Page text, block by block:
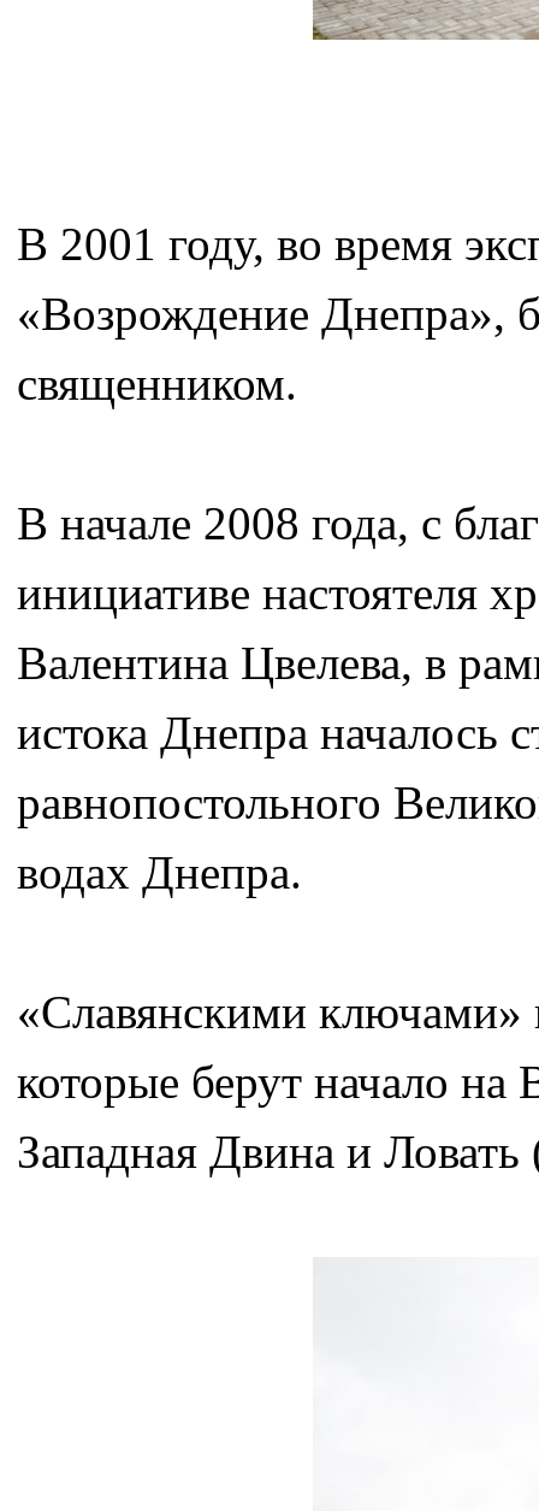
В 2001 году, во время
«Возрождение Днепра»,
священником.
В начале 2008 года, с
инициативе настоятеля
Валентина Цвелева, в
истока Днепра началось
равнопостольного
водах Днепра.
«Славянскими ключами»
которые берут начало
Западная Двина и Ловать